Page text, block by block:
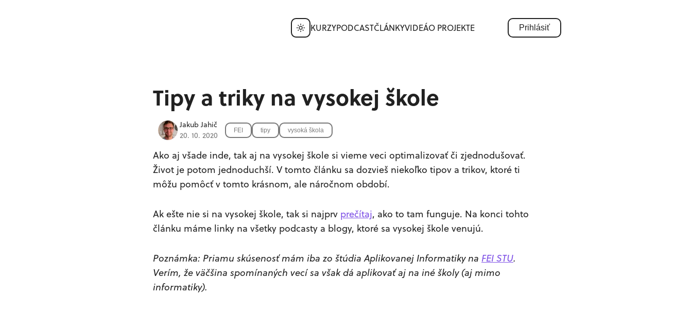
KURZYPODCASTČLÁNKYVIDEÁO PROJEKTE Prihlásiť
Tipy a triky na vysokej škole
Jakub Jahič
20. 10. 2020
FEI tipy vysoká škola
Ako aj všade inde, tak aj na vysokej škole si vieme veci optimalizovať či zjednodušovať.
Život je potom jednoduchší. V tomto článku sa dozvieš niekoľko tipov a trikov, ktoré ti
môžu pomôcť v tomto krásnom, ale náročnom období.
Ak ešte nie si na vysokej škole, tak si najprv prečítaj, ako to tam funguje. Na konci tohto
článku máme linky na všetky podcasty a blogy, ktoré sa vysokej škole venujú.
Poznámka: Priamu skúsenosť mám iba zo štúdia Aplikovanej Informatiky na FEI STU.
Verím, že väčšina spomínaných vecí sa však dá aplikovať aj na iné školy (aj mimo
informatiky).